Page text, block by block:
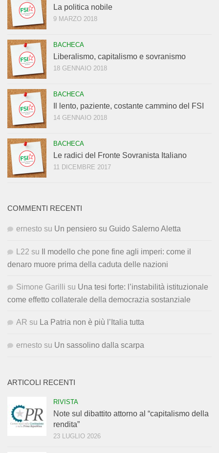
La politica nobile
9 MARZO 2018
BACHECA
Liberalismo, capitalismo e sovranismo
18 GENNAIO 2018
BACHECA
Il lento, paziente, costante cammino del FSI
14 GENNAIO 2018
BACHECA
Le radici del Fronte Sovranista Italiano
11 DICEMBRE 2017
COMMENTI RECENTI
ernesto su Un pensiero su Guido Salerno Aletta
L22 su
Il modello che pone fine agli imperi: come il
denaro muore prima della caduta delle nazioni
Simone Garilli su Una tesi forte: l’instabilità istituzionale
come effetto collaterale della democrazia sostanziale
AR su La Patria non è più l’Italia tutta
ernesto su Un sassolino dalla scarpa
ARTICOLI RECENTI
RIVISTA
Note sul dibattito attorno al “capitalismo della
rendita”
23 LUGLIO 2026